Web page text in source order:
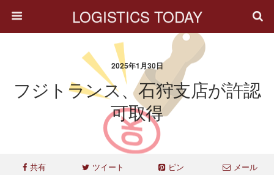
LOGISTICS TODAY
2025年1月30日
フジトランス、石狩支店が許認
可取得
共有 ツイート ピン メール